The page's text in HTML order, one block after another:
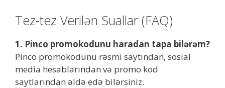
Tez-tez Verilən Suallar (FAQ)
1. Pinco promokodunu haradan tapa bilərəm?
Pinco promokodunu rəsmi saytından, sosial
media hesablarından və promo kod
saytlarından əldə edə bilərsiniz.